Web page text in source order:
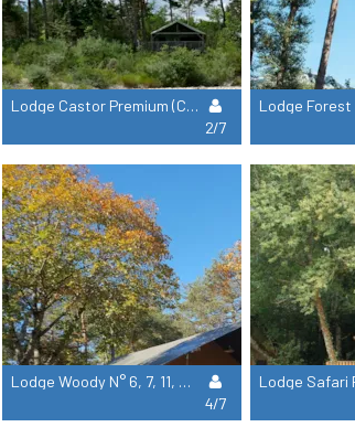
Lodge Castor Premium (Côté Rivière) N° 88, 119, 121, 170, 176, 177 -
2/7
Lodge Woody N° 6, 7, 11, 63, 64, 65 -
4/7